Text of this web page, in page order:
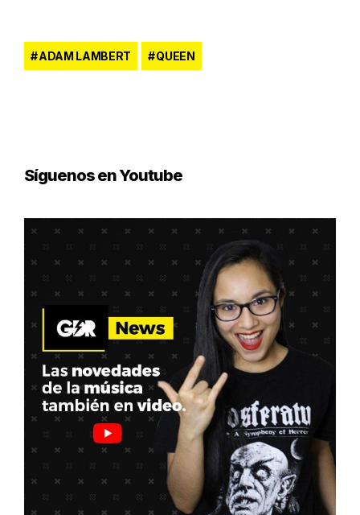
ADAM LAMBERT QUEEN
Síguenos en Youtube